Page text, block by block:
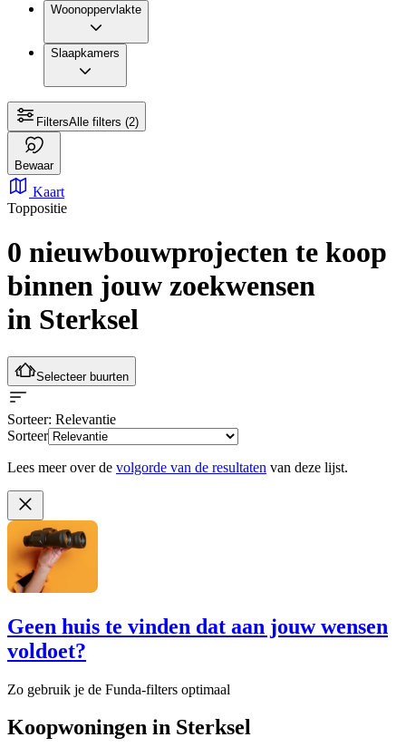
Woonoppervlakte
Slaapkamers
FiltersAlle filters (2)
Bewaar
Kaart
Toppositie
0 nieuwbouwprojecten te koop
binnen jouw zoekwensen
in Sterksel
Selecteer buurten
Sorteer: Relevantie
Sorteer
Lees meer over de volgorde van de resultaten van deze lijst.
Geen huis te vinden dat aan jouw wensen
voldoet?
Zo gebruik je de Funda-filters optimaal
Koopwoningen in Sterksel